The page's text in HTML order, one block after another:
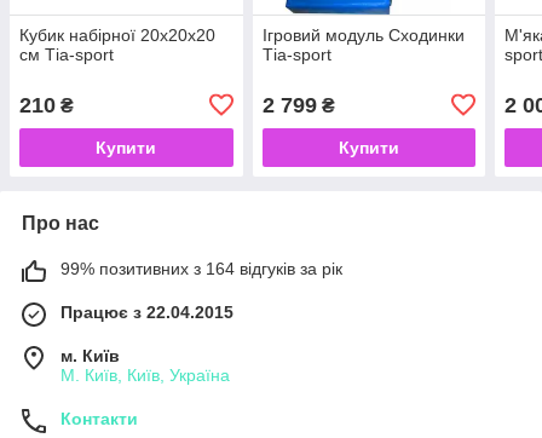
Кубик набірної 20х20х20
см Тіа-sport
210 ₴
Купити
Ігровий модуль Сходинки
Тіа-sport
2 799₴
Купити
2
Про нас
99% позитивних з 164 відгуків за рік
Працює з 22.04.2015
м. Київ
М. Київ, Київ, Україна
Контакти